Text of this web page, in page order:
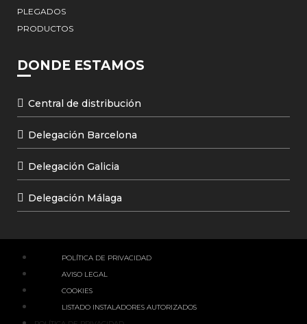
PLEGADOS
PRODUCTOS
DONDE ESTAMOS
Central de distribución
Delegación Barcelona
Delegación Galicia
Delegación Málaga
POLÍTICA DE PRIVACIDAD
AVISO LEGAL
COOKIES
LISTADO INSTALADORES AUTORIZADOS